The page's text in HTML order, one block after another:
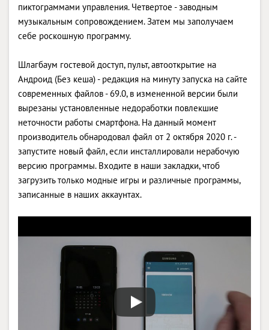
пиктограммами управления. Четвертое - заводным
музыкальным сопровождением. Затем мы заполучаем
себе роскошную программу.
Шлагбаум гостевой доступ, пульт, автооткрытие на
Андроид (Без кеша) - редакция на минуту запуска на сайте
современных файлов - 69.0, в измененной версии были
вырезаны установленные недоработки повлекшие
неточности работы смартфона. На данный момент
производитель обнародовал файл от 2 октября 2020 г. -
запустите новый файл, если инсталлировали нерабочую
версию программы. Входите в наши закладки, чтоб
загрузить только модные игры и различные программы,
записанные в наших аккаунтах.